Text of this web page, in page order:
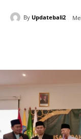
By Updatebali2